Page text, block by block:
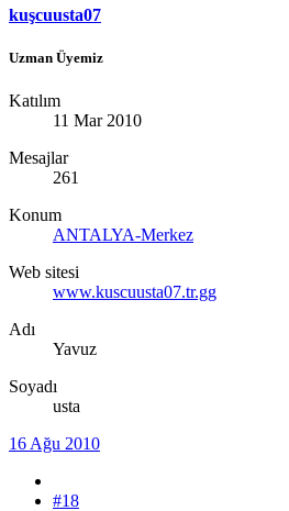
kuşcuusta07
Uzman Üyemiz
Katılım
11 Mar 2010
Mesajlar
261
Konum
ANTALYA-Merkez
Web sitesi
www.kuscuusta07.tr.gg
Adı
Yavuz
Soyadı
usta
16 Ağu 2010
#18